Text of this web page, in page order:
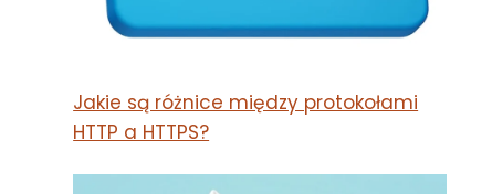
Jakie są różnice między protokołami
HTTP a HTTPS?